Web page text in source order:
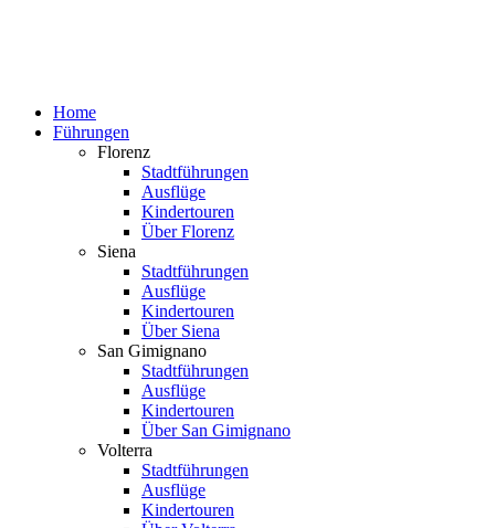
Home
Führungen
Florenz
Stadtführungen
Ausflüge
Kindertouren
Über Florenz
Siena
Stadtführungen
Ausflüge
Kindertouren
Über Siena
San Gimignano
Stadtführungen
Ausflüge
Kindertouren
Über San Gimignano
Volterra
Stadtführungen
Ausflüge
Kindertouren